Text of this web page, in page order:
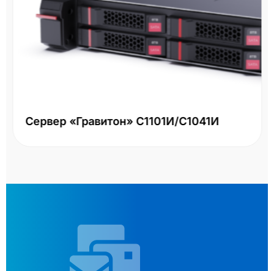
Сервер «Гравитон» С1101И/С1041И